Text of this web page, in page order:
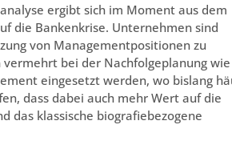
ergibt sich im Moment aus dem
die Bankenkrise. Unternehmen sind
von Managementpositionen zu
bei der Nachfolgeplanung wie
eingesetzt werden, wo bislang
dass dabei auch mehr Wert auf die
das klassische biografiebezogene